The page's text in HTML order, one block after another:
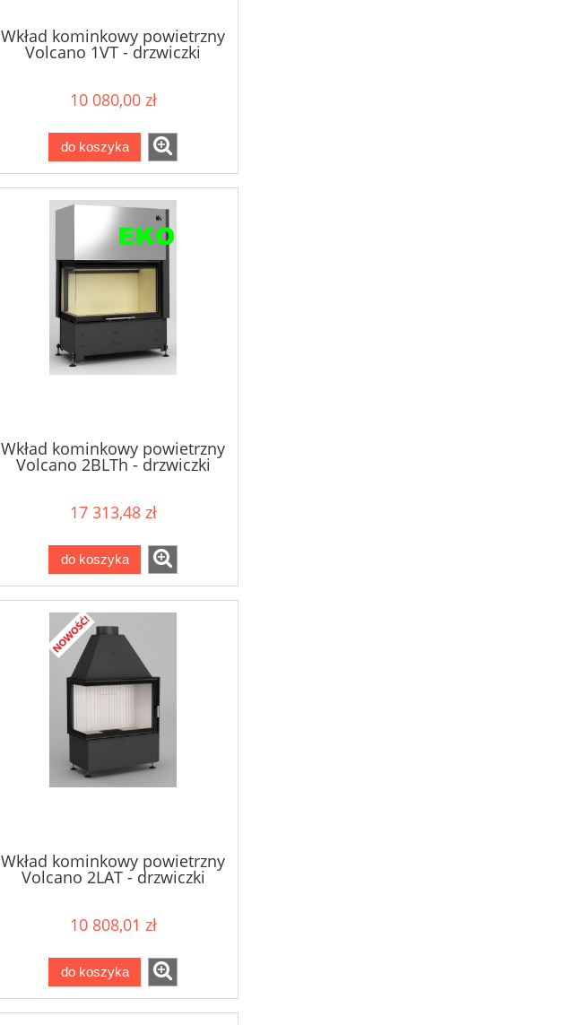
Wkład kominkowy powietrzny
Volcano 1VT - drzwiczki
10 080,00 zł
do koszyka
Wkład kominkowy powietrzny
Volcano 2BLTh - drzwiczki
17 313,48 zł
do koszyka
Wkład kominkowy powietrzny
Volcano 2LAT - drzwiczki
10 808,01 zł
do koszyka